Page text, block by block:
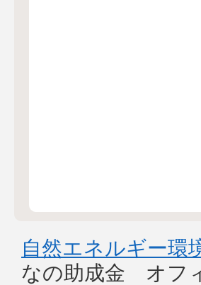
自然エネルギー環
なの助成金 オフ